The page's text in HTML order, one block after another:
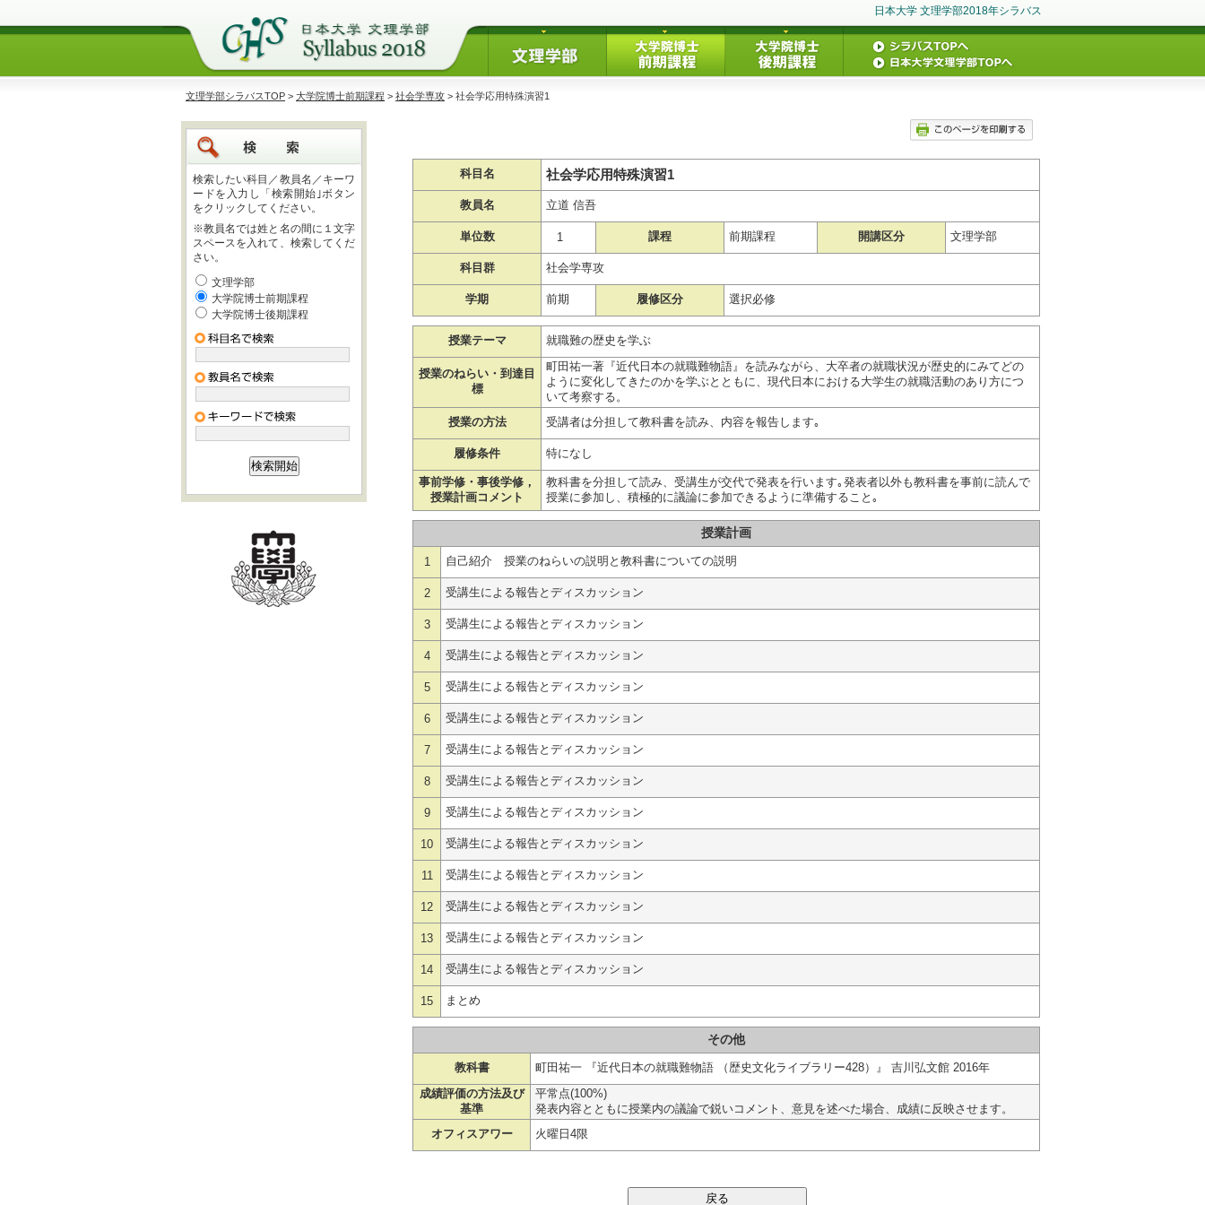
日本大学 文理学部2018年シラバス
文理学部シラバスTOP > 大学院博士前期課程 > 社会学専攻 > 社会学応用特殊演習1
検索したい科目／教員名／キーワ
ードを入力し「検索開始｣ボタン
をクリックしてください。
※教員名では姓と名の間に１文字
スペースを入れて、検索してくだ
さい。
文理学部
大学院博士前期課程
大学院博士後期課程
科目名 社会学応用特殊演習1
教員名 立道 信吾
単位数 1 課程 前期課程 開講区分 文理学部
科目群 社会学専攻
学期 前期 履修区分 選択必修
授業テーマ 就職難の歴史を学ぶ
授業のねらい・到達目
標
町田祐一著『近代日本の就職難物語』を読みながら、大卒者の就職状況が歴史的にみてどの
ように変化してきたのかを学ぶとともに、現代日本における大学生の就職活動のあり方につ
いて考察する。
授業の方法
受講者は分担して教科書を読み、内容を報告します｡
履修条件 特になし
事前学修・事後学修，
授業計画コメント
教科書を分担して読み、受講生が交代で発表を行います｡発表者以外も教科書を事前に読んで
授業に参加し、積極的に議論に参加できるように準備すること｡
授業計画
1 自己紹介 授業のねらいの説明と教科書についての説明
2 受講生による報告とディスカッション
3 受講生による報告とディスカッション
4 受講生による報告とディスカッション
5 受講生による報告とディスカッション
6 受講生による報告とディスカッション
7 受講生による報告とディスカッション
8 受講生による報告とディスカッション
9 受講生による報告とディスカッション
10 受講生による報告とディスカッション
11 受講生による報告とディスカッション
12 受講生による報告とディスカッション
13 受講生による報告とディスカッション
14 受講生による報告とディスカッション
15 まとめ
その他
教科書 町田祐一 『近代日本の就職難物語 （歴史文化ライブラリー428）』 吉川弘文館 2016年
成績評価の方法及び
基準
平常点(100%)
発表内容とともに授業内の議論で鋭いコメント、意見を述べた場合、成績に反映させます。
オフィスアワー
火曜日4限